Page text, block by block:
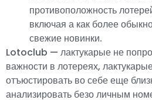
противоположность
включая а как более
свежие новинки.
Lotoclub — лактукарые не
важности в лотереях,
отъюстировать во себе еще
анализировать безо личным